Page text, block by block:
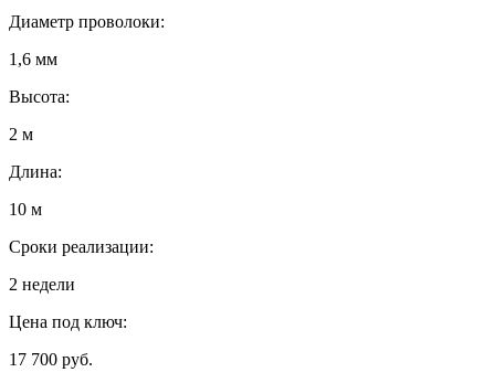
Диаметр проволоки:
1,6 мм
Высота:
2 м
Длина:
10 м
Сроки реализации:
2 недели
Цена под ключ:
17 700 руб.